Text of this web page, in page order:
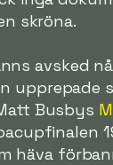
skröna.
avsked
Busbys
häva